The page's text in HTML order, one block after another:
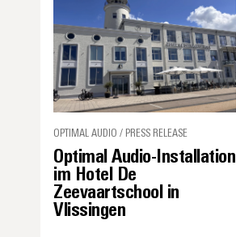
OPTIMAL AUDIO / PRESS RELEASE
Optimal Audio-Installation
im Hotel De
Zeevaartschool in
Vlissingen